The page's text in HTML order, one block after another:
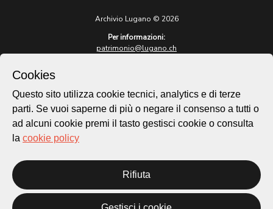
Archivio Lugano © 2026
Per informazioni:
patrimonio@lugano.ch
lugano.ch
Cookie policy
Homepage
Temi
Mappa
Cookies
Questo sito utilizza cookie tecnici, analytics e di terze
parti. Se vuoi saperne di più o negare il consenso a tutti o
ad alcuni cookie premi il tasto gestisci cookie o consulta
la cookie policy
Rifiuta